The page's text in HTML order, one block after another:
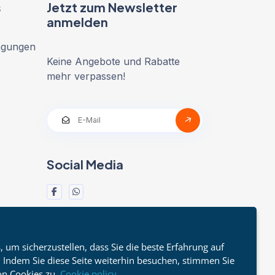
Jetzt zum Newsletter
anmelden
Keine Angebote und Rabatte
mehr verpassen!
Social Media
um sicherzustellen, dass Sie die beste Erfahrung auf
Sie diese Seite weiterhin besuchen, stimmen Sie